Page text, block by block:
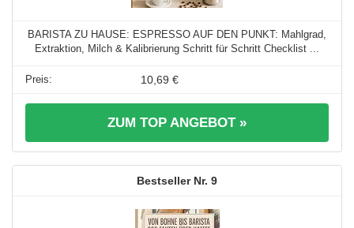
BARISTA ZU HAUSE: ESPRESSO AUF DEN PUNKT: Mahlgrad,
Extraktion, Milch & Kalibrierung Schritt für Schritt Checklist ...
10,69 €
ZUM TOP ANGEBOT »
9